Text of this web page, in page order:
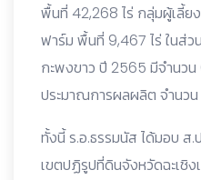
พื้นที่ 42,268 ไร่ กลุ่มผู้เลี้ย
ฟาร์ม พื้นที่ 9,467 ไร่ ในส่
กะพงขาว ปี 2565 มีจำนว
ประมาณการผลผลิต จำนวน
ทั้งนี้ ร.อ.ธรรมนัส ได้มอบ ส.
เขตปฏิรูปที่ดินจังหวัดฉะเชิง